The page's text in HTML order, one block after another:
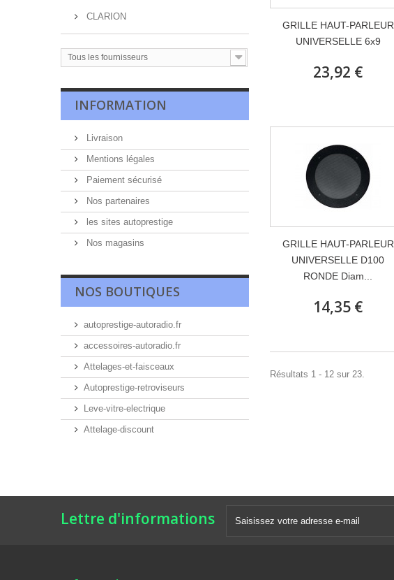
CLARION
Tous les fournisseurs
INFORMATION
Livraison
Mentions légales
Paiement sécurisé
Nos partenaires
les sites autoprestige
Nos magasins
NOS BOUTIQUES
autoprestige-autoradio.fr
accessoires-autoradio.fr
Attelages-et-faisceaux
Autoprestige-retroviseurs
Leve-vitre-electrique
Attelage-discount
GRILLE HAUT-PARLEUR
UNIVERSELLE 6x9
23,92 €
GRILLE HAUT-PARLEUR
UNIVERSELLE D100
RONDE Diam...
14,35 €
Résultats 1 - 12 sur 23.
Lettre d'informations